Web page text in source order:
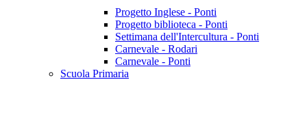
Progetto Inglese - Ponti
Progetto biblioteca - Ponti
Settimana dell'Intercultura - Ponti
Carnevale - Rodari
Carnevale - Ponti
Scuola Primaria